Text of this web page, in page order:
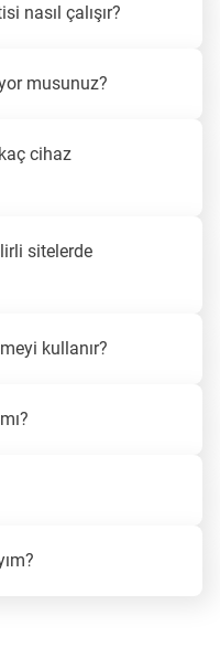
nasıl çalışır?
musunuz?
cihaz
sitelerde
kullanır?